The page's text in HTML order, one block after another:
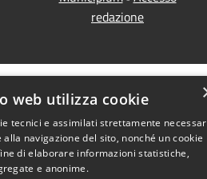
redazione
web utilizza cookie
tecnici e assimilati strettamente
navigazione del sito, nonché un cookie
di elaborare informazioni statistiche,
e anonime.